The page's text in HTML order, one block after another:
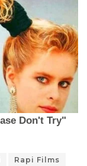
Rapi Films